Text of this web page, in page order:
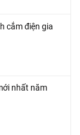
cắm điện gia
nhất năm